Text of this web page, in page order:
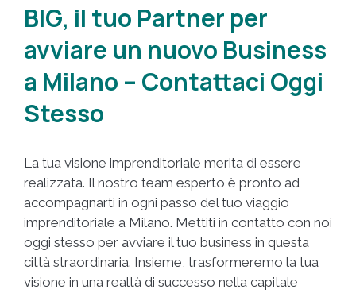
BIG, il tuo Partner per
avviare un nuovo Business
a Milano – Contattaci Oggi
Stesso
La tua visione imprenditoriale merita di essere
realizzata. Il nostro team esperto è pronto ad
accompagnarti in ogni passo del tuo viaggio
imprenditoriale a Milano. Mettiti in contatto con noi
oggi stesso per avviare il tuo business in questa
città straordinaria. Insieme, trasformeremo la tua
visione in una realtà di successo nella capitale